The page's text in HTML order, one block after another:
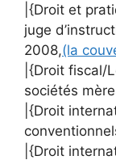
|{Droit et
juge
2008,(la
|{Droit fiscal/
sociétés
|{Droit
|{Droit